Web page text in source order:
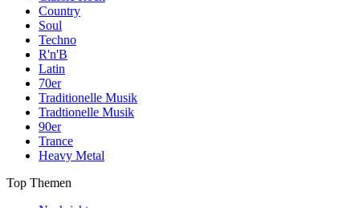
Country
Soul
Techno
R'n'B
Latin
70er
Traditionelle Musik
Tradtionelle Musik
90er
Trance
Heavy Metal
Top Themen